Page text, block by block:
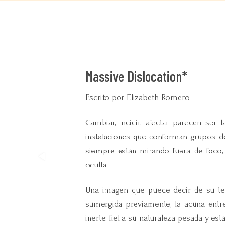
Massive Dislocation*
Escrito por Elizabeth Romero
Cambiar, incidir, afectar parecen
instalaciones que conforman grupos
siempre están mirando fuera de
oculta.
Una imagen que puede decir de su
sumergida previamente, la acuna
inerte: fiel a su naturaleza pesada y